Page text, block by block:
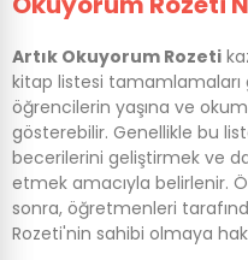
Artık Okuyorum Rozeti
kitap listesi tamamlamaları
öğrencilerin yaşına ve
gösterebilir. Genellikle bu
becerilerini geliştirmek ve
etmek amacıyla belirlenir.
sonra, öğretmenleri
Rozeti'nin sahibi olmaya hak